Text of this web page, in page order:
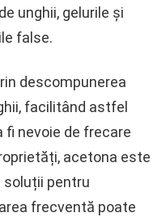
unghii, gelurile și
false.
descompunerea
facilitând astfel
nevoie de frecare
acetona este
soluții pentru
frecventă poate